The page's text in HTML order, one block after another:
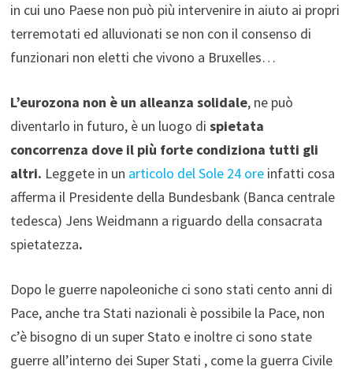
in cui uno Paese non può più intervenire in aiuto ai propri
terremotati ed alluvionati se non con il consenso di
funzionari non eletti che vivono a Bruxelles…
L’eurozona non è un alleanza solidale, ne può
diventarlo in futuro, è un luogo di spietata
concorrenza dove il più forte condiziona tutti gli
altri. Leggete in un articolo del Sole 24 oreinfatti cosa
afferma il Presidente della Bundesbank (Banca centrale
tedesca) Jens Weidmann a riguardo della consacrata
spietatezza.
Dopo le guerre napoleoniche ci sono stati cento anni di
Pace, anche tra Stati nazionali è possibile la Pace, non
c’è bisogno di un super Stato e inoltre ci sono state
guerre all’interno dei Super Stati , come la guerra Civile